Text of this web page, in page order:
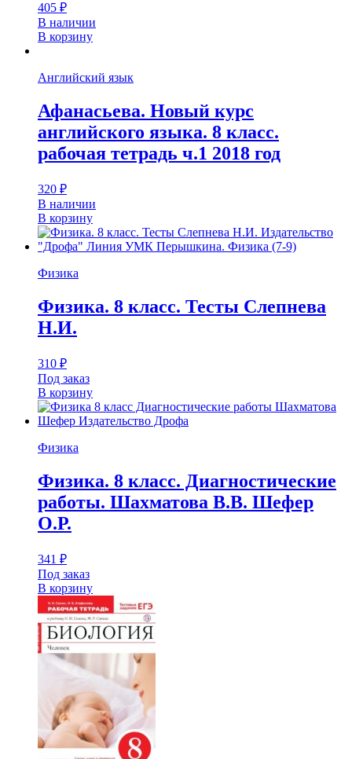
405 ₽
В наличии
В корзину
Английский язык
Афанасьева. Новый курс
английского языка. 8 класс.
рабочая тетрадь ч.1 2018 год
320 ₽
В наличии
В корзину
Физика
Физика. 8 класс. Тесты Слепнева
Н.И.
310 ₽
Под заказ
В корзину
Физика
Физика. 8 класс. Диагностические
работы. Шахматова В.В. Шефер
О.Р.
341 ₽
Под заказ
В корзину